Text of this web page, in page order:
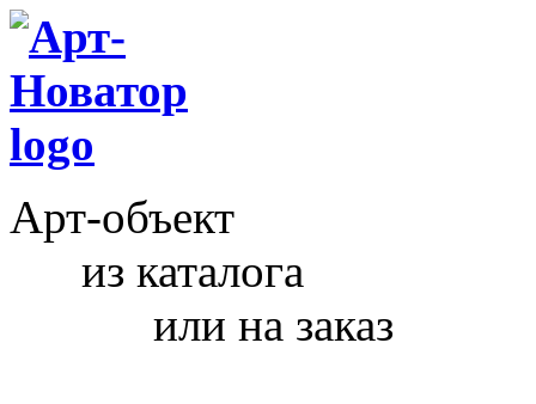
Арт-объект
из каталога
или на заказ